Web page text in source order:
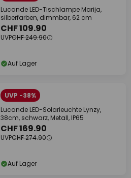
Lucande LED-Tischlampe Marija,
silberfarben, dimmbar, 62 cm
CHF 109.90
UVPCHF 249.90
Auf Lager
UVP -38%
Lucande LED-Solarleuchte Lynzy,
38cm, schwarz, Metall, IP65
CHF 169.90
UVPCHF 274.90
Auf Lager